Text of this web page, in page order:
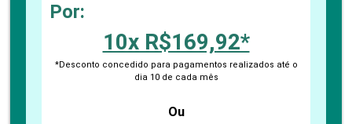
Por:
10x R$169,92*
*Desconto concedido para pagamentos realizados até o
dia 10 de cada mês
Ou